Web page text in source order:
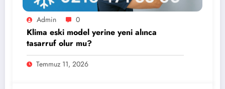
Admin 0
Klima eski model yerine yeni alınca
tasarruf olur mu?
Temmuz 11, 2026